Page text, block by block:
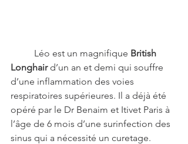
	Léo est un magnifique
British
Longhair d’un an et demi qui souffre
d’une inflammation des voies
respiratoires supérieures. Il a déjà été
opéré par le Dr Benaim et Itivet Paris à
l’âge de 6 mois d’une surinfection des
sinus qui a nécessité un curetage.